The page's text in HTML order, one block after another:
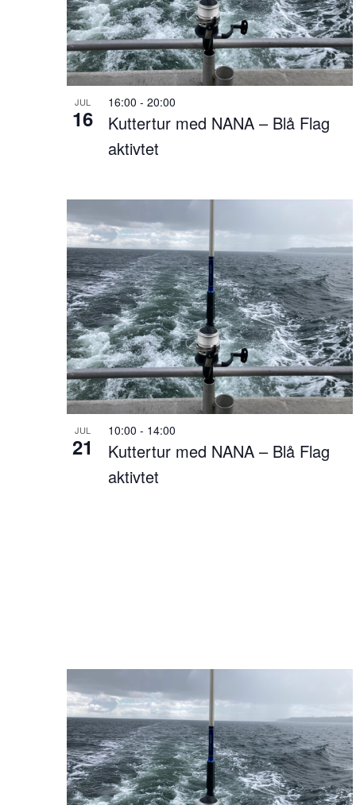
e
r
e
t
e
r
.
JUL
16
Kuttertur med NANA – Blå Flag
aktivtet
16:00 - 20:00
JUL
21
Kuttertur med NANA – Blå Flag
aktivtet
10:00 - 14:00